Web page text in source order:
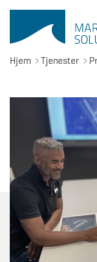
Hjem Tjenester